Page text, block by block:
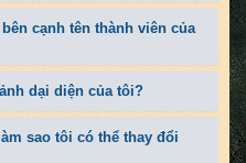
cạnh tên thành viên của
dại diện của tôi?
sao tôi có thể thay đổi